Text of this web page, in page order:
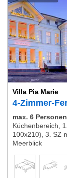
Villa Pia Marie
4-Zimmer-
max. 6 Personen
Küchenbereich,
100x210), 3. SZ
Meerblick